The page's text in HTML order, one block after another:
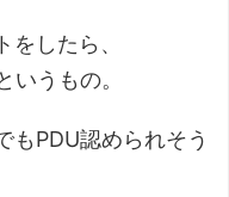
したら、
いうもの。
もPDU認められそう